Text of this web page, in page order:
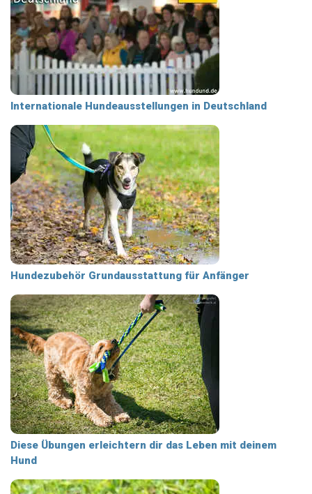
Internationale Hundeausstellungen in Deutschland
Hundezubehör Grundausstattung für Anfänger
Diese Übungen erleichtern dir das Leben mit deinem
Hund